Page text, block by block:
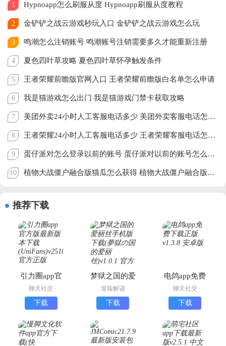
1 Hypnoapp怎么刷服从度 Hypnoapp刷服从度教程
2 金铲铲之战云游戏秒玩入口 金铲铲之战云游戏怎么玩
3 鸣潮怎么注销账号 鸣潮账号注销需要多久才能重新注册
4 夏色四叶草攻略 夏色四叶草怀孕触发条件
5 王者荣耀前瞻版官网入口 王者荣耀前瞻版白名单怎么申请
6 我是猫游戏怎么出门 我是猫游戏门禁卡获取攻略
7 美团外卖24小时人工客服电话多少 美团外卖客服电话怎么转人工
8 王者荣耀24小时人工客服电话多少 王者荣耀客服电话怎么转人工
9 蛋仔派对怎么登录以前的账号 蛋仔派对以前的账号怎么找回
10 植物大战僵户融合版猫瓜怎么获得 植物大战僵户融合版猫瓜如何合成
推荐下载
引力圈app官
方版最新版本
下载
(UniFans)
聊天社交
下载
梦狱之国的爱
丽丝手机版下
载(夢獄の国
的爱丽丝)
冒险解谜
下载
电鸽app免费
下载正版
聊天社交
下载